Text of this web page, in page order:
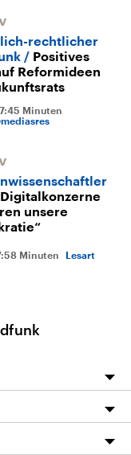
rechtlicher
Positives
Reformideen
Minuten
Digitalkonzerne
unsere
Minuten Lesart